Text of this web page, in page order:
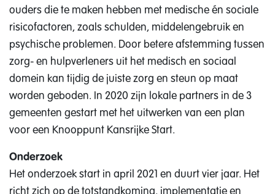
ouders die te maken hebben met medische én sociale
risicofactoren, zoals schulden, middelengebruik en
psychische problemen. Door betere afstemming tussen
zorg- en hulpverleners uit het medisch en sociaal
domein kan tijdig de juiste zorg en steun op maat
worden geboden. In 2020 zijn lokale partners in de 3
gemeenten gestart met het uitwerken van een plan
voor een Knooppunt Kansrijke Start.
Onderzoek
Het onderzoek start in april 2021 en duurt vier jaar. Het
richt zich op de totstandkoming, implementatie en